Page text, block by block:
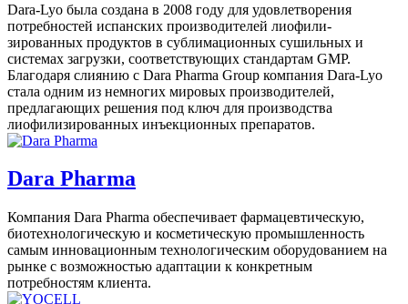
Dara-Lyo была создана в 2008 году для удовлетворения
потребностей испанских производителей лиофили-
зированных продуктов в сублимационных сушильных и
системах загрузки, соответствующих стандартам GMP.
Благодаря слиянию с Dara Pharma Group компания Dara-Lyo
стала одним из немногих мировых производителей,
предлагающих решения под ключ для производства
лиофилизированных инъекционных препаратов.
Dara Pharma
Компания Dara Pharma обеспечивает фармацевтическую,
биотехнологическую и косметическую промышленность
самым инновационным технологическим оборудованием на
рынке с возможностью адаптации к конкретным
потребностям клиента.